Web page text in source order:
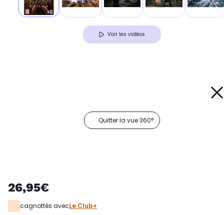
Voir les vidéos
Quitter la vue 360°
26,95€
cagnottés avecLe Club+